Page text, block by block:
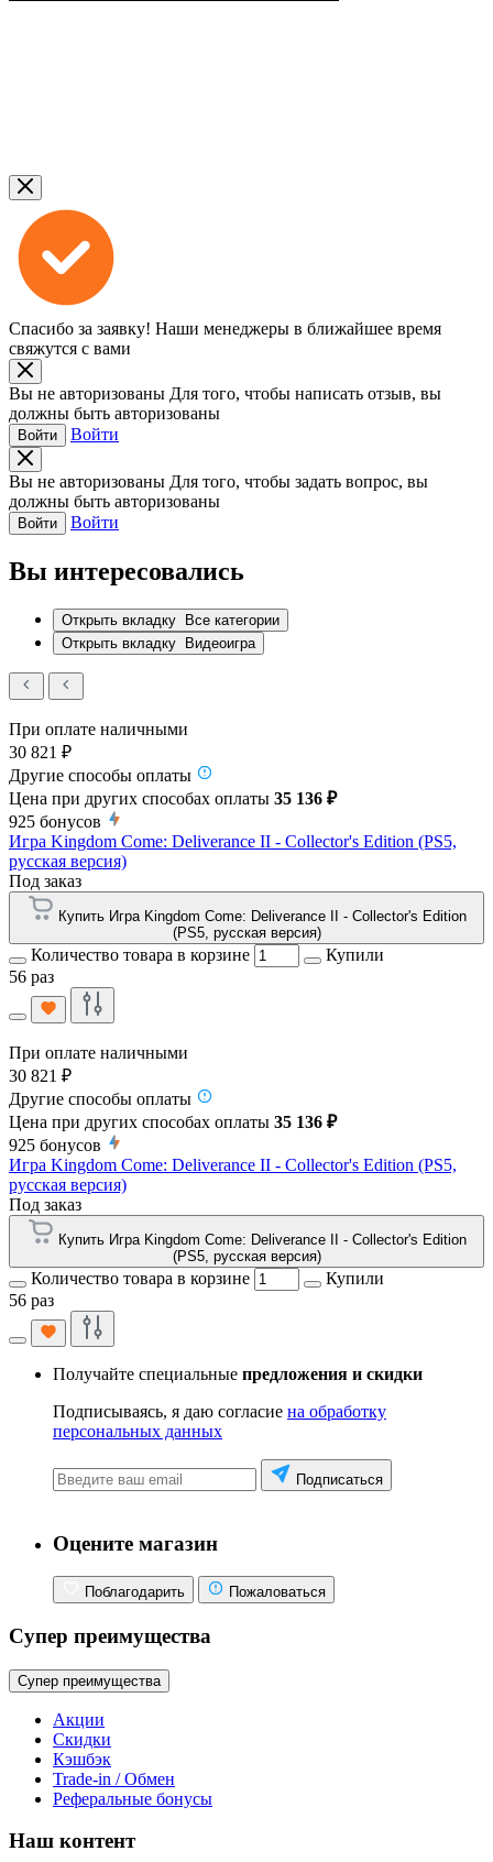
Спасибо за заявку! Наши менеджеры в ближайшее время
свяжутся с вами
Вы не авторизованы Для того, чтобы написать отзыв, вы
должны быть авторизованы
Войти Войти
Вы не авторизованы Для того, чтобы задать вопрос, вы
должны быть авторизованы
Войти Войти
Вы интересовались
Открыть вкладку
Все категории
Открыть вкладку
Видеоигра
При оплате наличными
30 821 ₽
Другие способы оплаты
Цена при других способах оплаты 35 136 ₽
925 бонусов
Игра Kingdom Come: Deliverance II - Collector's Edition (PS5,
русская версия)
Под заказ
Купить Игра Kingdom Come: Deliverance II - Collector's Edition
(PS5, русская версия)
Количество товара в корзине
Купили
56 раз
При оплате наличными
30 821 ₽
Другие способы оплаты
Цена при других способах оплаты 35 136 ₽
925 бонусов
Игра Kingdom Come: Deliverance II - Collector's Edition (PS5,
русская версия)
Под заказ
Купить Игра Kingdom Come: Deliverance II - Collector's Edition
(PS5, русская версия)
Количество товара в корзине
Купили
56 раз
Получайте специальные предложения и скидки
Подписываясь, я даю согласие на обработку
персональных данных
Подписаться
Оцените магазин
Поблагодарить Пожаловаться
Супер преимущества
Супер преимущества
Акции
Скидки
Кэшбэк
Trade-in / Обмен
Реферальные бонусы
Наш контент